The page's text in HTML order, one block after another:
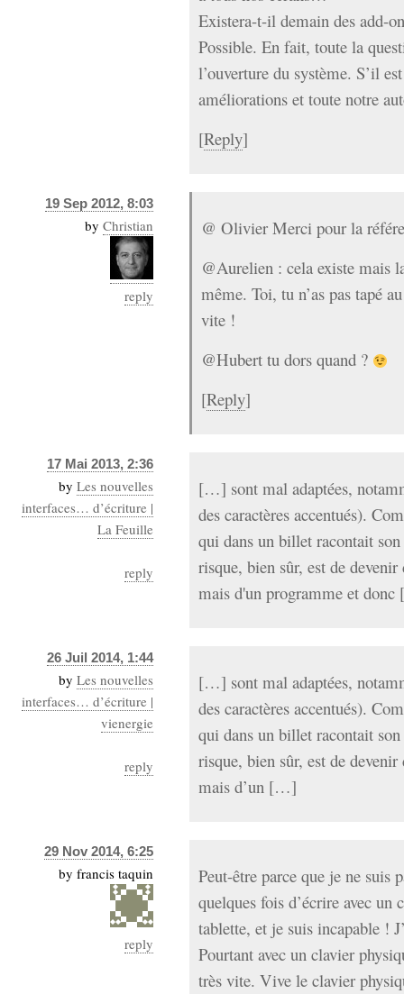
Existera-t-il demain des add-
Possible. En fait, toute la
l’ouverture du système. S’il
améliorations et toute notre
[Reply]
19 Sep 2012, 8:03
by Christian
reply
@ Olivier Merci pour la
@Aurelien : cela existe mais
même. Toi, tu n’as pas tapé
vite !
@Hubert tu dors quand ?
[Reply]
17 Mai 2013, 2:36
by Les nouvelles
interfaces… d’écriture |
La Feuille
reply
[…] sont mal adaptées,
des caractères accentués).
qui dans un billet racontait
risque, bien sûr, est de
mais d'un programme et
26 Juil 2014, 1:44
by Les nouvelles
interfaces… d’écriture |
vienergie
reply
[…] sont mal adaptées,
des caractères accentués).
qui dans un billet racontait
risque, bien sûr, est de
mais d’un […]
29 Nov 2014, 6:25
by francis taquin
reply
Peut-être parce que je ne suis
quelques fois d’écrire avec
tablette, et je suis incapable !
Pourtant avec un clavier
très vite. Vive le clavier